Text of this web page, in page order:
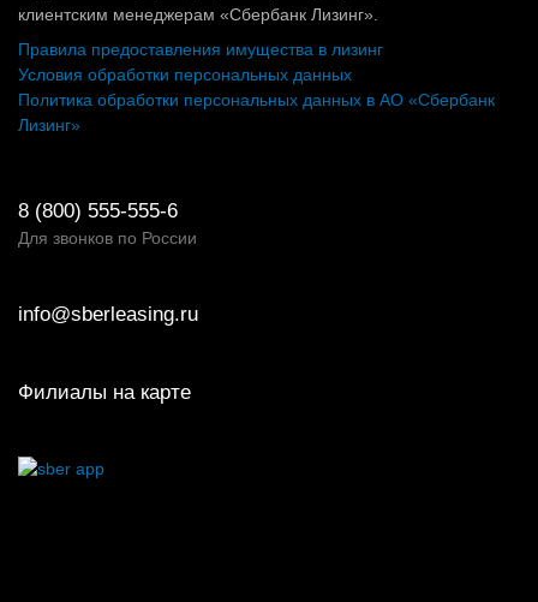
клиентским менеджерам «Сбербанк Лизинг».
Правила предоставления имущества в лизинг
Условия обработки персональных данных
Политика обработки персональных данных в АО «Сбербанк
Лизинг»
8 (800) 555-555-6
Для звонков по России
info@sberleasing.ru
Филиалы на карте